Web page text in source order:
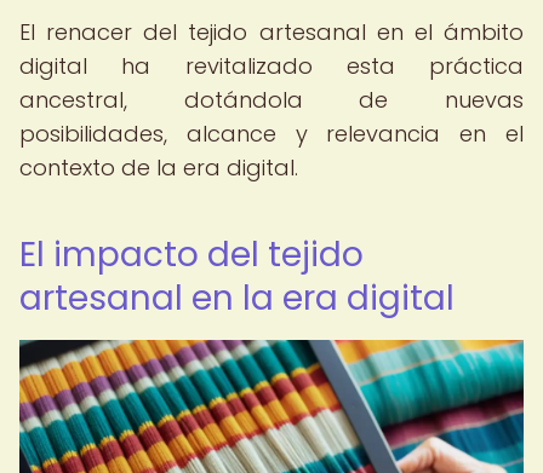
El renacer del tejido artesanal en el ámbito
digital ha revitalizado esta práctica
ancestral, dotándola de nuevas
posibilidades, alcance y relevancia en el
contexto de la era digital.
El impacto del tejido
artesanal en la era digital